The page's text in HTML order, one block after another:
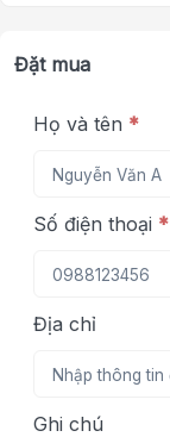
Đặt mua
Họ và tên *
Số điện thoại *
Địa chỉ
Ghi chú